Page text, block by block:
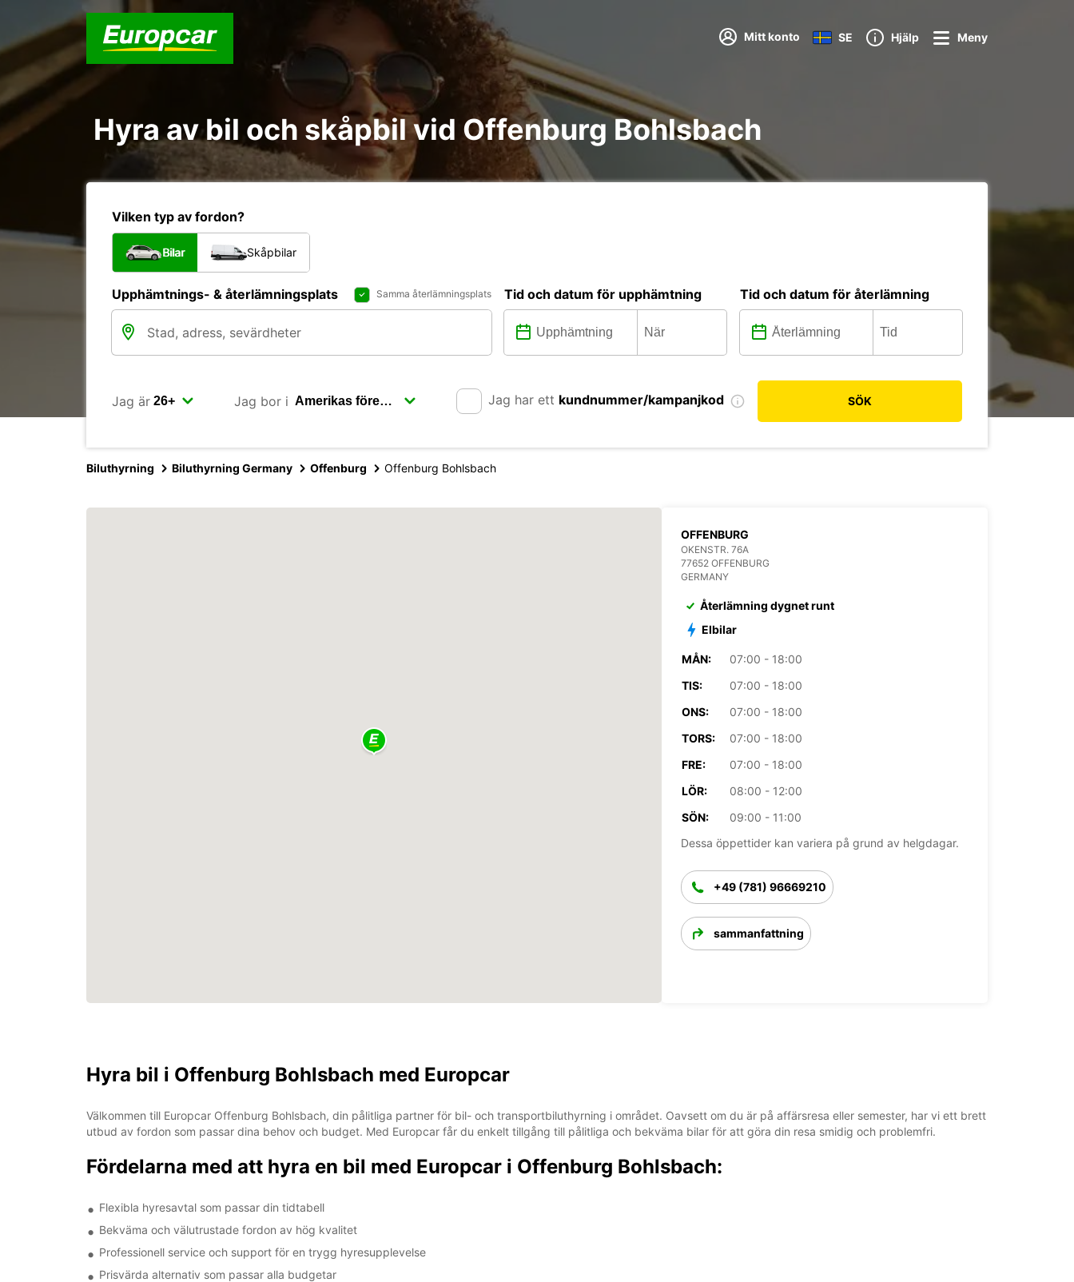
Mitt konto SE Hjälp Meny
Hyra av bil och skåpbil vid Offenburg Bohlsbach
Vilken typ av fordon?
Bilar Skåpbilar
Upphämtnings- & återlämningsplats Samma återlämningsplats Tid och datum för upphämtning Tid och datum för återlämning
Jag är Jag bor i Jag har ett kundnummer/kampanjkod SÖK
Biluthyrning Biluthyrning Germany Offenburg Offenburg Bohlsbach
OFFENBURG
OKENSTR. 76A
77652 OFFENBURG
GERMANY
Återlämning dygnet runt
Elbilar
MÅN:
07:00 - 18:00
TIS:
07:00 - 18:00
ONS:
07:00 - 18:00
TORS:
07:00 - 18:00
FRE:
07:00 - 18:00
LÖR:
08:00 - 12:00
SÖN:
09:00 - 11:00
Dessa öppettider kan variera på grund av helgdagar.
+49 (781) 96669210
sammanfattning
Hyra bil i Offenburg Bohlsbach med Europcar
Välkommen till Europcar Offenburg Bohlsbach, din pålitliga partner för bil- och transportbiluthyrning i området. Oavsett om du är på affärsresa eller semester, har vi ett brett
utbud av fordon som passar dina behov och budget. Med Europcar får du enkelt tillgång till pålitliga och bekväma bilar för att göra din resa smidig och problemfri.
Fördelarna med att hyra en bil med Europcar i Offenburg Bohlsbach:
Flexibla hyresavtal som passar din tidtabell
Bekväma och välutrustade fordon av hög kvalitet
Professionell service och support för en trygg hyresupplevelse
Prisvärda alternativ som passar alla budgetar